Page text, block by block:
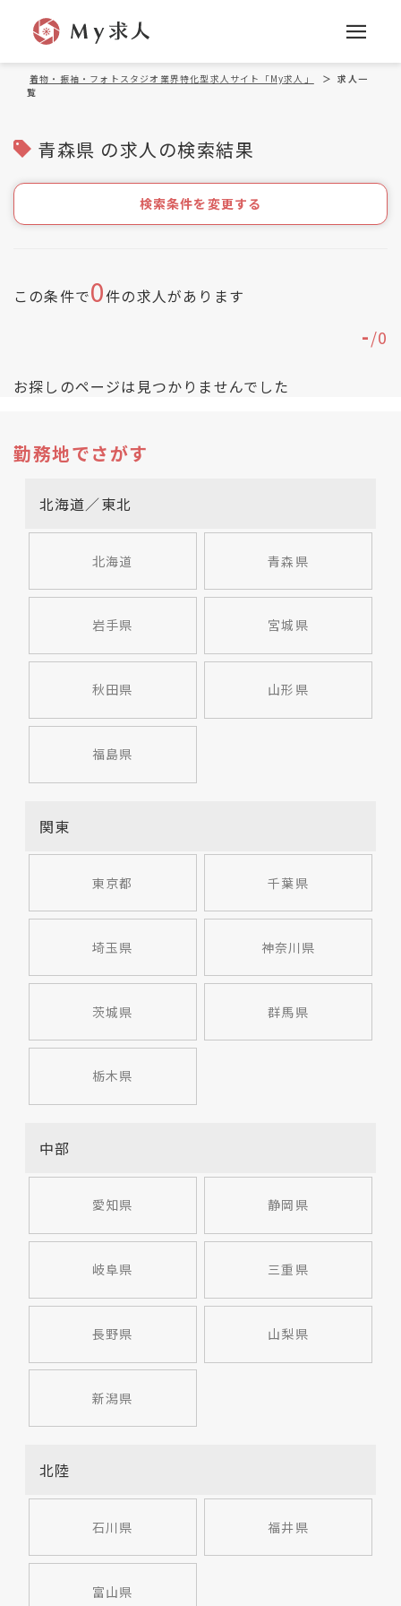
着物・振袖・フォトスタジオ業界特化型求人サイト「My求人」 ＞ 求人一
覧
青森県 の求人の検索結果
検索条件を変更する
この条件で0件の求人があります
-/0
お探しのページは見つかりませんでした
勤務地でさがす
北海道／東北
北海道 青森県
岩手県 宮城県
秋田県 山形県
福島県
関東
東京都 千葉県
埼玉県 神奈川県
茨城県 群馬県
栃木県
中部
愛知県 静岡県
岐阜県 三重県
長野県 山梨県
新潟県
北陸
石川県 福井県
富山県